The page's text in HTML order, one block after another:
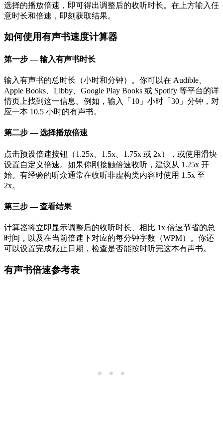
选择的播放倍速，即可得出调整后的收听时长。在上方输入任
意时长和倍速，即刻获取结果。
如何使用有声书速度计算器
第一步 — 输入有声书时长
输入有声书的总时长（小时和分钟）。你可以在 Audible、
Apple Books、Libby、Google Play Books 或 Spotify 等平台的详
情页上找到这一信息。例如，输入「10」小时「30」分钟，对
应一本 10.5 小时的有声书。
第二步 — 选择播放倍速
点击预设倍速按钮（1.25x、1.5x、1.75x 或 2x），或使用滑块
设置自定义倍速。如果你刚接触倍速收听，建议从 1.25x 开
始。有经验的听众通常在收听非虚构类内容时使用 1.5x 至
2x。
第三步 — 查看结果
计算器将立即显示调整后的收听时长、相比 1x 倍速节省的总
时间，以及在当前倍速下对应的每分钟字数（WPM）。你还
可以设置完成截止日期，检查是否能按时听完这本有声书。
有声书倍速参考表